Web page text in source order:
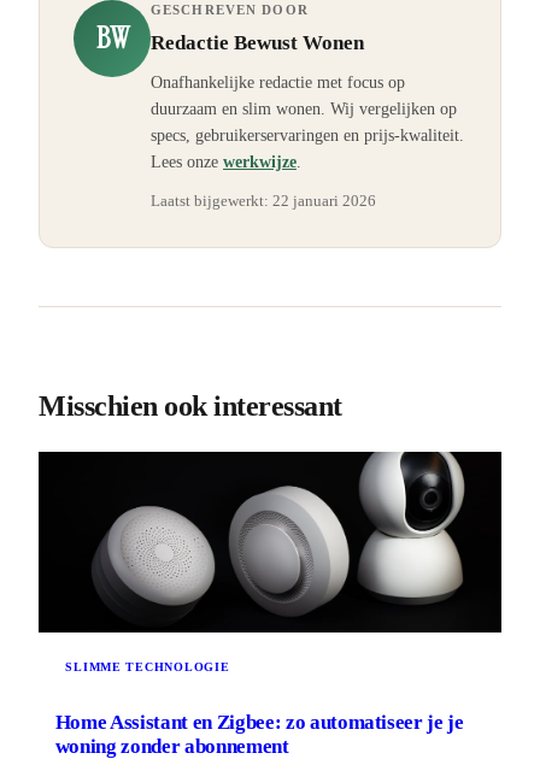
BW
GESCHREVEN DOOR
Redactie Bewust Wonen
Onafhankelijke redactie met focus op
duurzaam en slim wonen. Wij vergelijken op
specs, gebruikerservaringen en prijs-kwaliteit.
Lees onze werkwijze
Laatst bijgewerkt: 22 januari 2026
Misschien ook interessant
SLIMME TECHNOLOGIE
Home Assistant en Zigbee: zo automatiseer je je
woning zonder abonnement